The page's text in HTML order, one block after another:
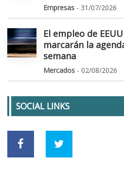
Empresas - 31/07/2026
El empleo de
marcarán la
semana
Mercados - 02/08/2026
SOCIAL LINKS